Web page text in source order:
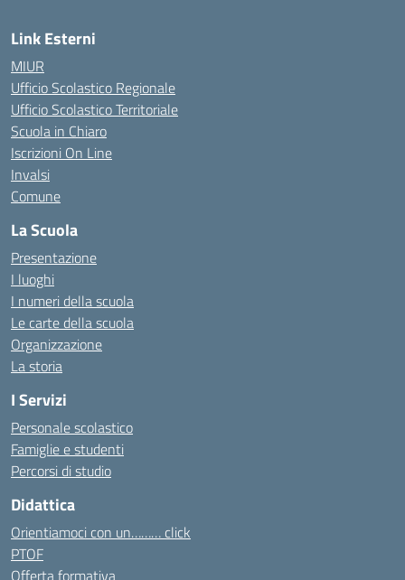
Link Esterni
MIUR
Ufficio Scolastico Regionale
Ufficio Scolastico Territoriale
Scuola in Chiaro
Iscrizioni On Line
Invalsi
Comune
La Scuola
Presentazione
I luoghi
I numeri della scuola
Le carte della scuola
Organizzazione
La storia
I Servizi
Personale scolastico
Famiglie e studenti
Percorsi di studio
Didattica
Orientiamoci con un……… click
PTOF
Offerta formativa